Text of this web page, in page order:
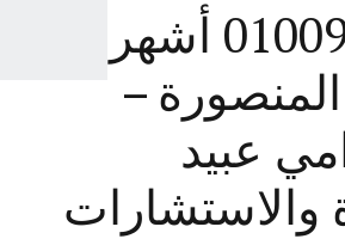
01009978555 أشهر
–
عبيد
والاستشارات